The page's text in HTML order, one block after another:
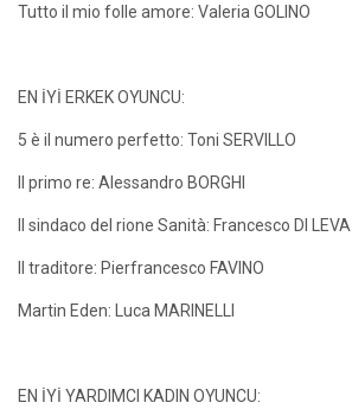
Tutto il mio folle amore: Valeria GOLINO
EN İYİ ERKEK OYUNCU:
5 è il numero perfetto: Toni SERVILLO
Il primo re: Alessandro BORGHI
Il sindaco del rione Sanità: Francesco DI LEVA
Il traditore: Pierfrancesco FAVINO
Martin Eden: Luca MARINELLI
EN İYİ YARDIMCI KADIN OYUNCU: